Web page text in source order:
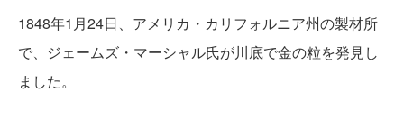
1848年1月24日、アメリカ・カリフォルニア州の製材所
で、ジェームズ・マーシャル氏が川底で金の粒を発見し
ました。